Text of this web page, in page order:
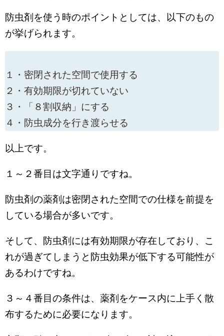
防虫剤を使う時のポイントとしては、以下のもの
が挙げられます。
１・密閉された空間で使用する
２・有効期限が切れていない
３・「８割収納」にする
４・防虫成分を行き渡らせる
以上です。
１～２番目は文字通りですね。
防虫剤の薬剤は密閉された空間での仕様を前提を
している場合が多いです。
そして、防虫剤には有効期限が存在しており、こ
れが過ぎてしまうと防虫効果が低下する可能性が
あるわけですね。
３～４番目の条件は、薬剤をケース内に上手く散
布するために必要になります。